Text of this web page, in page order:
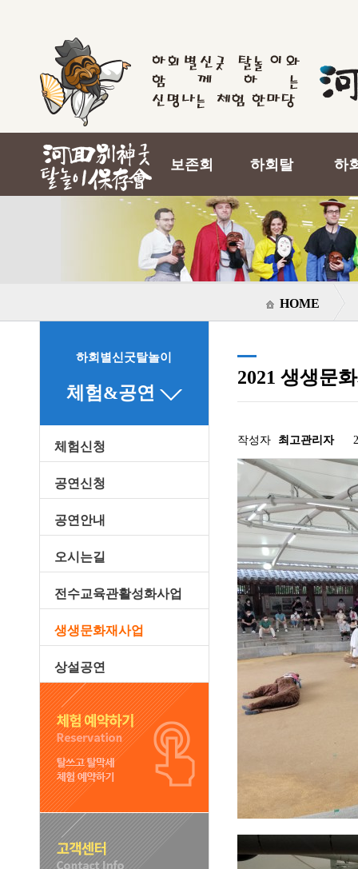
보존회 하회탈 하
HOME
하회별신굿탈놀이
체험&공연
체험신청
공연신청
공연안내
오시는길
전수교육관활성화사업
생생문화재사업
상설공연
2021 생생문
작성자 최고관리자
관련링크